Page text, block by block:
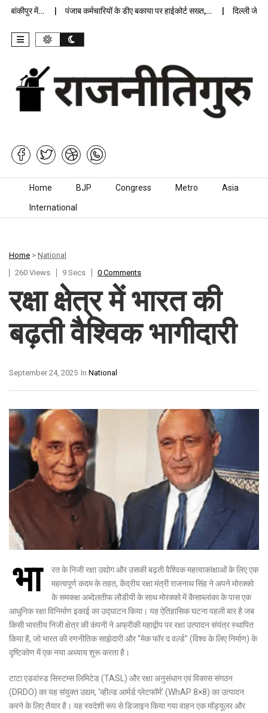
में… पंजाब कर्मचारियों के डीए बकाया पर हाईकोर्ट सख्त,… दिल्ली जेलों में
Skip to content
Home BJP Congress Metro Asia
International
Home > National
260 Views
9 Secs 0 Comments
रक्षा क्षेत्र में भारत की
बढ़ती वैश्विक भागीदारी
In National
September 24, 2025
भा
रत के निजी रक्षा उद्योग और उसकी बढ़ती वैश्विक महत्वाकांक्षाओं के लिए एक
महत्वपूर्ण कदम के तहत, केंद्रीय रक्षा मंत्री राजनाथ सिंह ने अपने मोरक्को
के समकक्ष अब्देलतीफ लौडीयी के साथ मोरक्को में कैसाब्लांका के पास एक
आधुनिक रक्षा विनिर्माण इकाई का उद्घाटन किया। यह ऐतिहासिक घटना पहली बार है जब
किसी भारतीय निजी क्षेत्र की कंपनी ने अफ्रीकी महाद्वीप पर रक्षा उत्पादन संयंत्र स्थापित
किया है, जो भारत की रणनीतिक साझेदारी और “मेक फॉर द वर्ल्ड” (विश्व के लिए निर्माण) के
दृष्टिकोण में एक नया अध्याय शुरू करता है।
टाटा एडवांस्ड सिस्टम्स लिमिटेड (TASL) और रक्षा अनुसंधान एवं विकास संगठन
(DRDO) का यह संयुक्त उद्यम, ‘व्हील्ड आर्मर्ड प्लेटफॉर्म’ (WhAP 8×8) का उत्पादन
करने के लिए तैयार है। यह स्वदेशी रूप से डिजाइन किया गया वाहन एक मॉड्यूलर और